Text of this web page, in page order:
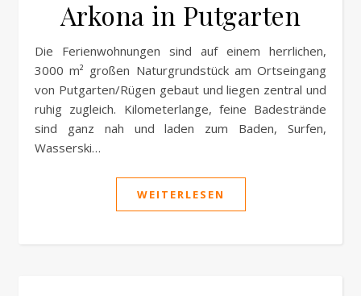
Arkona in Putgarten
Die Ferienwohnungen sind auf einem herrlichen,
3000 m² großen Naturgrundstück am Ortseingang
von Putgarten/Rügen gebaut und liegen zentral und
ruhig zugleich. Kilometerlange, feine Badestrände
sind ganz nah und laden zum Baden, Surfen,
Wasserski…
WEITERLESEN